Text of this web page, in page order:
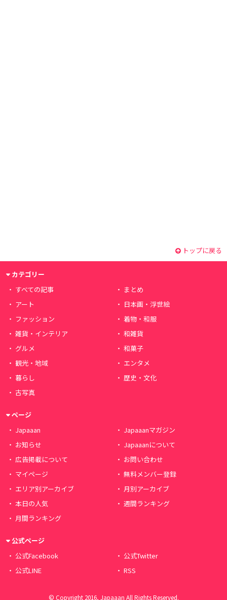
トップに戻る
カテゴリー
すべての記事
まとめ
アート
日本画・浮世絵
ファッション
着物・和服
雑貨・インテリア
和雑貨
グルメ
和菓子
観光・地域
エンタメ
暮らし
歴史・文化
古写真
ページ
Japaaan
Japaaanマガジン
お知らせ
Japaaanについて
広告掲載について
お問い合わせ
マイページ
無料メンバー登録
エリア別アーカイブ
月別アーカイブ
本日の人気
週間ランキング
月間ランキング
公式ページ
公式Facebook
公式Twitter
公式LINE
RSS
© Copyright 2016, Japaaan All Rights Reserved.